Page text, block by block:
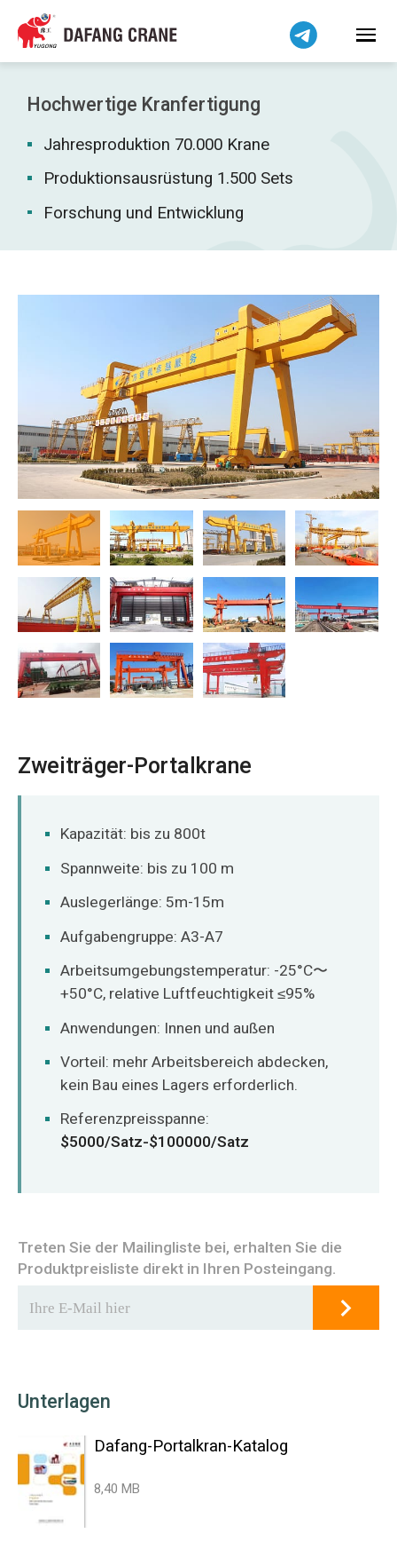
Hochwertige Kranfertigung
Jahresproduktion 70.000 Krane
Produktionsausrüstung 1.500 Sets
Forschung und Entwicklung
Zweiträger-Portalkrane
Kapazität: bis zu 800t
Spannweite: bis zu 100 m
Auslegerlänge: 5m-15m
Aufgabengruppe: A3-A7
Arbeitsumgebungstemperatur: -25°C〜
+50°C, relative Luftfeuchtigkeit ≤95%
Anwendungen: Innen und außen
Vorteil: mehr Arbeitsbereich abdecken,
kein Bau eines Lagers erforderlich.
Referenzpreisspanne:
$5000/Satz-$100000/Satz
Treten Sie der Mailingliste bei, erhalten Sie die
Produktpreisliste direkt in Ihren Posteingang.
Unterlagen
Dafang-Portalkran-Katalog
8,40 MB
Bahasa Indonesia
Bahasa Melayu
Tiếng Việt
简体中文
فارسی
Pilipino
اردو
Беларуская мова
O‘zbekcha